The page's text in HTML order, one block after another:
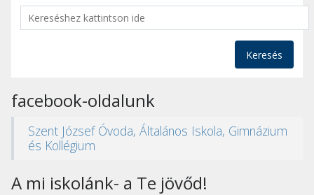
Keresés
facebook-oldalunk
Szent József Óvoda, Általános Iskola, Gimnázium
és Kollégium
A mi iskolánk- a Te jövőd!